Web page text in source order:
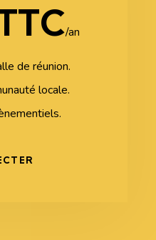
/an
de réunion.
locale.